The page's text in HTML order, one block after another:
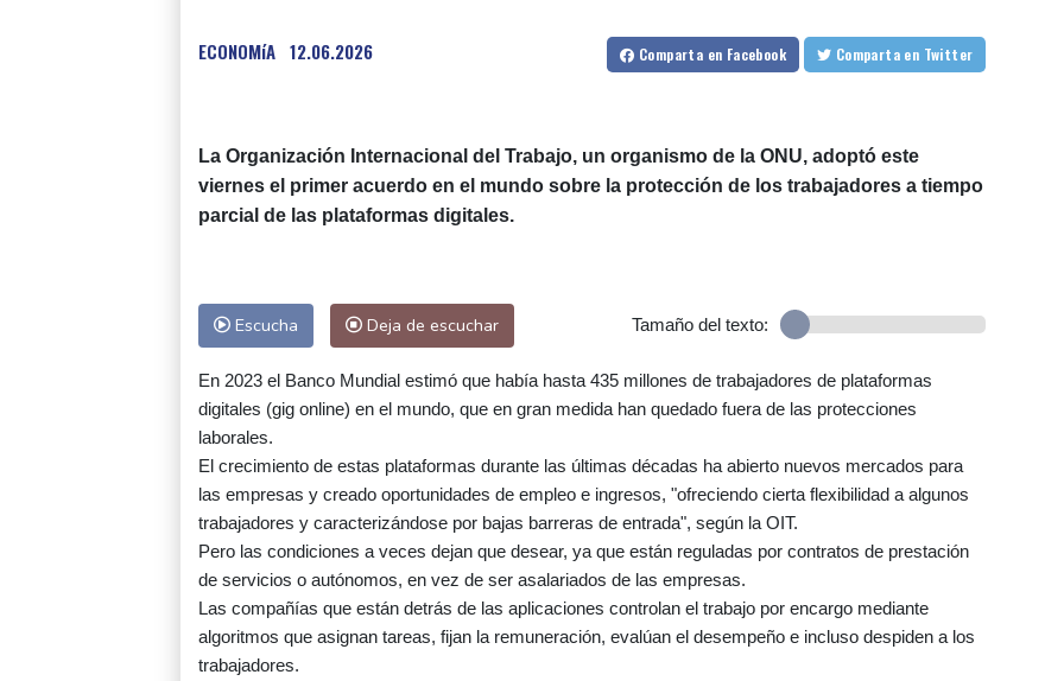
ECONOMíA 12.06.2026 Comparta en Facebook Comparta en Twitter
La Organización Internacional del Trabajo, un organismo de la ONU, adoptó este
viernes el primer acuerdo en el mundo sobre la protección de los trabajadores a tiempo
parcial de las plataformas digitales.
Escucha Deja de escuchar Tamaño del texto:
En 2023 el Banco Mundial estimó que había hasta 435 millones de trabajadores de plataformas
digitales (gig online) en el mundo, que en gran medida han quedado fuera de las protecciones
laborales.
El crecimiento de estas plataformas durante las últimas décadas ha abierto nuevos mercados para
las empresas y creado oportunidades de empleo e ingresos, "ofreciendo cierta flexibilidad a algunos
trabajadores y caracterizándose por bajas barreras de entrada", según la OIT.
Pero las condiciones a veces dejan que desear, ya que están reguladas por contratos de prestación
de servicios o autónomos, en vez de ser asalariados de las empresas.
Las compañías que están detrás de las aplicaciones controlan el trabajo por encargo mediante
algoritmos que asignan tareas, fijan la remuneración, evalúan el desempeño e incluso despiden a los
trabajadores.